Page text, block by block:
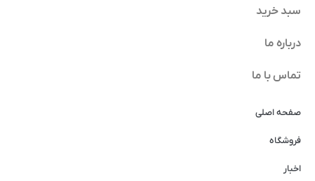
سبد خرید
درباره ما
تماس با ما
صفحه اصلی
فروشگاه
اخبار